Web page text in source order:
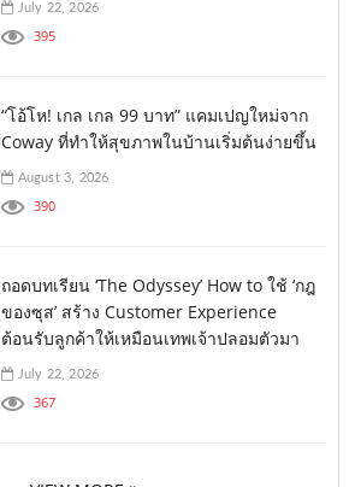
July 22, 2026
395
“โอ้โห! เกล เกล 99 บาท” แคมเปญใหม่จาก
Coway ที่ทำให้สุขภาพในบ้านเริ่มต้นง่ายขึ้น
August 3, 2026
390
ถอดบทเรียน ‘The Odyssey’ How to ใช้ ‘กฎ
ของซุส’ สร้าง Customer Experience
ต้อนรับลูกค้าให้เหมือนเทพเจ้าปลอมตัวมา
July 22, 2026
367